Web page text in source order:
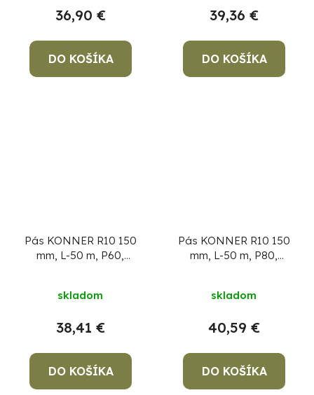
36,90 €
DO KOŠÍKA
39,36 €
DO KOŠÍKA
Pás KONNER R10 150
mm, L-50 m, P60,
skladom
38,41 €
DO KOŠÍKA
Pás KONNER R10 150
mm, L-50 m, P80,
skladom
40,59 €
DO KOŠÍKA